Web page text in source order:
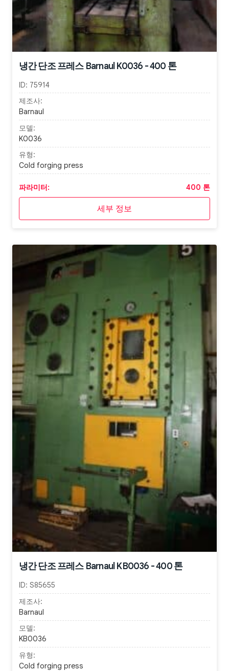
냉간 단조 프레스 Barnaul K0036 - 400 톤
ID: 75914
제조사:
Barnaul
모델:
K0036
유형:
Cold forging press
파라미터: 400 톤
세부 정보
냉간 단조 프레스 Barnaul KB0036 - 400 톤
ID: S85655
제조사:
Barnaul
모델:
KB0036
유형:
Cold forging press